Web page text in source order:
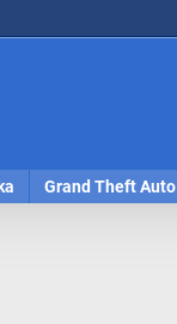
Grand Theft Auto